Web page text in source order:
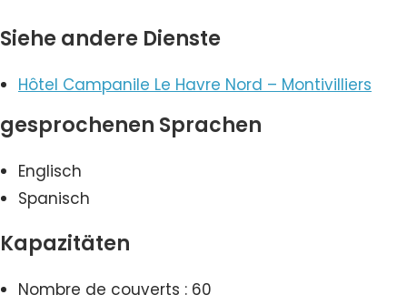
Siehe andere Dienste
Hôtel Campanile Le Havre Nord – Montivilliers
gesprochenen Sprachen
Englisch
Spanisch
Kapazitäten
Nombre de couverts : 60